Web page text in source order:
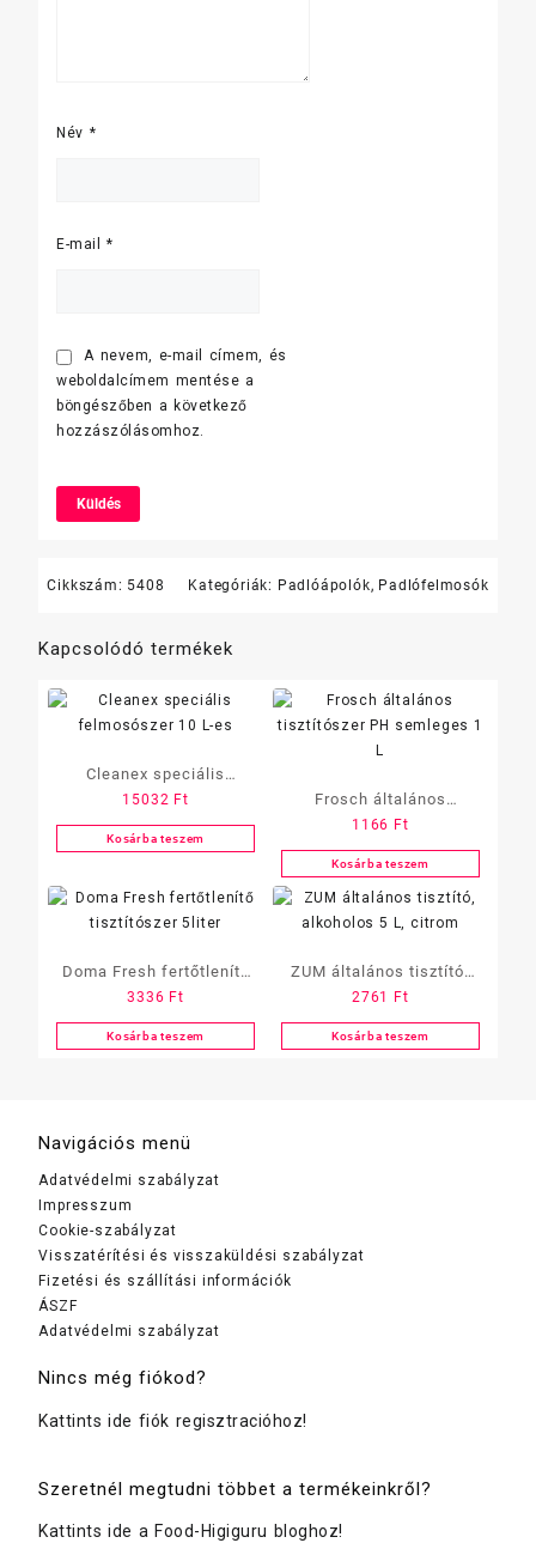
Név *
E-mail*
A nevem, e-mail címem, és
weboldalcímem mentése a
böngészőben a következő
hozzászólásomhoz.
Cikkszám: 5408 Kategóriák: Padlóápolók, Padlófelmosók
Kapcsolódó termékek
Cleanex speciális
felmosószer 10 L-es
15032 Ft
Kosárba teszem
Frosch általános
tisztítószer PH semleges
1 L
1166 Ft
Kosárba teszem
Doma Fresh fertőtlenítő
tisztítószer 5liter
3336 Ft
Kosárba teszem
ZUM általános tisztító,
alkoholos 5 L, citrom
2761 Ft
Kosárba teszem
Navigációs menü
Adatvédelmi szabályzat
Impresszum
Cookie-szabályzat
Visszatérítési és visszaküldési szabályzat
Fizetési és szállítási információk
ÁSZF
Adatvédelmi szabályzat
Nincs még fiókod?
Kattints ide fiók regisztracióhoz!
Szeretnél megtudni többet a termékeinkről?
Kattints ide a Food-Higiguru bloghoz!